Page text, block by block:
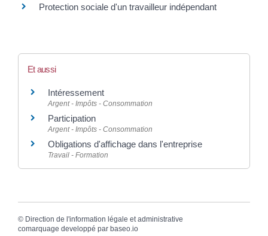
Protection sociale d'un travailleur indépendant
Et aussi
Intéressement
Argent - Impôts - Consommation
Participation
Argent - Impôts - Consommation
Obligations d'affichage dans l'entreprise
Travail - Formation
© Direction de l'information légale et administrative
comarquage developpé par baseo.io